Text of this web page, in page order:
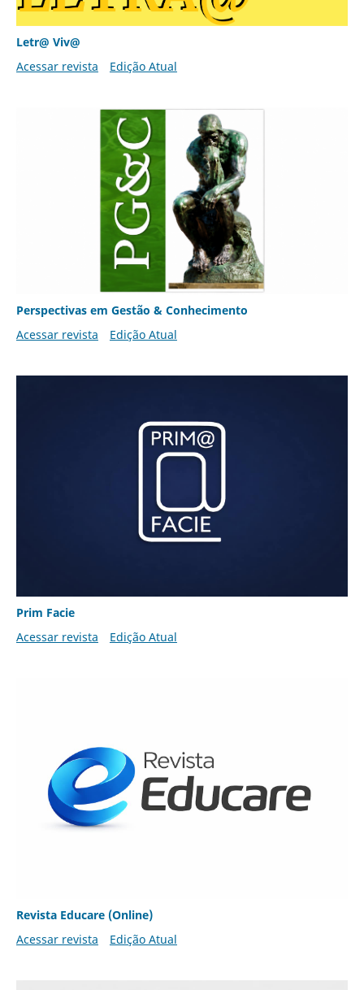
Letr@ Viv@
Acessar revista
Edição Atual
Perspectivas em Gestão & Conhecimento
Acessar revista
Edição Atual
Prim Facie
Acessar revista
Edição Atual
Revista Educare (Online)
Acessar revista
Edição Atual